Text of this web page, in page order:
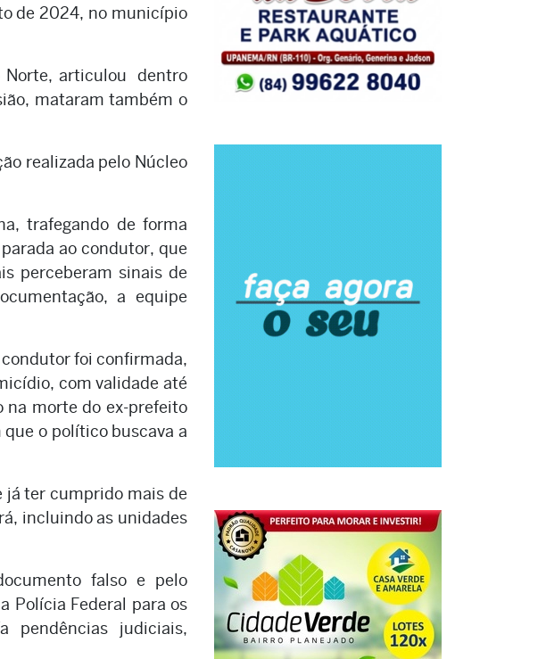
de 2024, no município
Norte, articulou dentro
mataram também o
realizada pelo Núcleo
trafegando de forma
ao condutor, que
perceberam sinais de
a equipe
foi confirmada,
com validade até
na morte do ex-prefeito
o político buscava a
já ter cumprido mais de
incluindo as unidades
falso e pelo
Polícia Federal para os
pendências judiciais,